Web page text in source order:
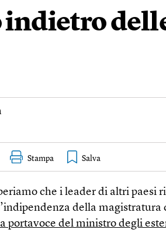
indietro
Stampa
che i leader di altri paesi
della magistratura
portavoce del ministro degli